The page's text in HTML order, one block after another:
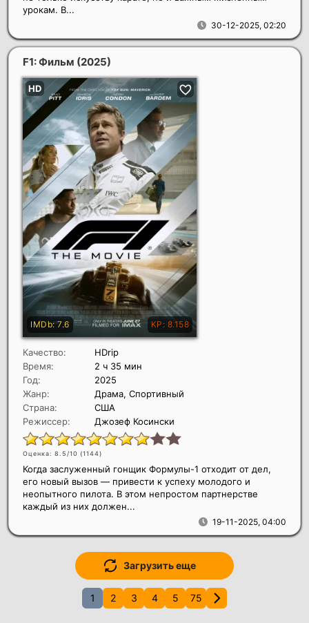
30-12-2025, 02:20
урокам. В...
F1: Фильм (2025)
Качество:
HDrip
Время:
2 ч 35 мин
Год:
2025
Жанр:
Драма, Спортивный
Страна:
США
Режиссер:
Джозеф Косински
Оценка: 8.5/10 (1144)
19-11-2025, 04:00
Когда заслуженный гонщик Формулы-1 отходит от дел,
его новый вызов — привести к успеху молодого и
неопытного пилота. В этом непростом партнерстве
каждый из них должен...
Загрузить еще
1 2 3 4 5 75